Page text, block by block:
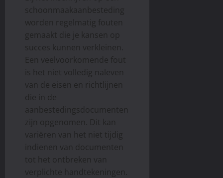
schoonmaakaanbesteding
worden regelmatig fouten
gemaakt die je kansen op
succes kunnen verkleinen.
Een veelvoorkomende fout
is het niet volledig naleven
van de eisen en richtlijnen
die in de
aanbestedingsdocumenten
zijn opgenomen. Dit kan
variëren van het niet tijdig
indienen van documenten
tot het ontbreken van
verplichte handtekeningen.